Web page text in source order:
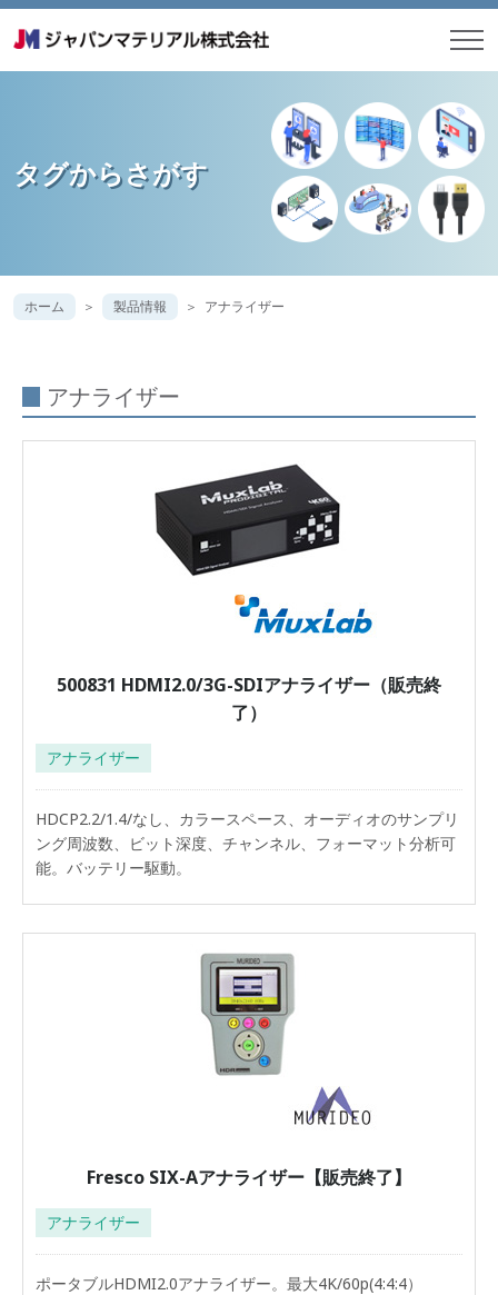
タグからさがす
ホーム 製品情報 アナライザー
アナライザー
500831 HDMI2.0/3G-SDIアナライザー（販売終
了）
アナライザー
HDCP2.2/1.4/なし、カラースペース、オーディオのサンプリ
ング周波数、ビット深度、チャンネル、フォーマット分析可
能。バッテリー駆動。
Fresco SIX-Aアナライザー【販売終了】
アナライザー
ポータブルHDMI2.0アナライザー。最大4K/60p(4:4:4）